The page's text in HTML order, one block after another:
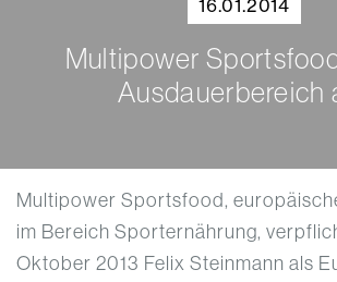
16.01.2014
Multipower
Ausdauerbereich
Multipower Sportsfood,
im Bereich Sporternährung,
Oktober 2013 Felix Steinmann als